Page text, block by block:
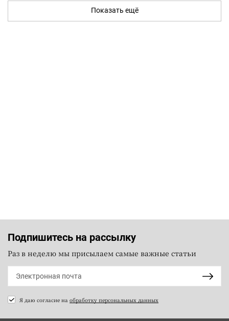
Показать ещё
Подпишитесь на рассылку
Раз в неделю мы присылаем самые важные статьи
Я даю согласие на обработку персональных данных